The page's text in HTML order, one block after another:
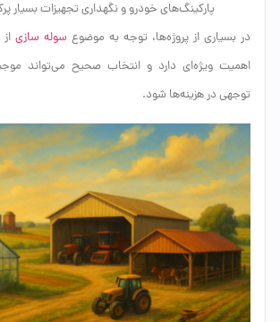
پارکینگ‌های خودرو و نگهداری تجهیزات بسیار
در بسیاری از پروژه‌ها، توجه به موضوع سوله سازی
اهمیت ویژه‌ای دارد و انتخاب صحیح می‌تواند
توجهی در هزینه‌ها شود.